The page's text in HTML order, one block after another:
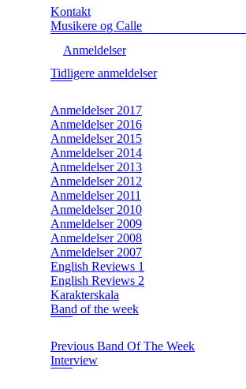
Kontakt
Musikere og Calle
Anmeldelser
Tidligere anmeldelser
Anmeldelser 2017
Anmeldelser 2016
Anmeldelser 2015
Anmeldelser 2014
Anmeldelser 2013
Anmeldelser 2012
Anmeldelser 2011
Anmeldelser 2010
Anmeldelser 2009
Anmeldelser 2008
Anmeldelser 2007
English Reviews 1
English Reviews 2
Karakterskala
Band of the week
Previous Band Of The Week
Interview